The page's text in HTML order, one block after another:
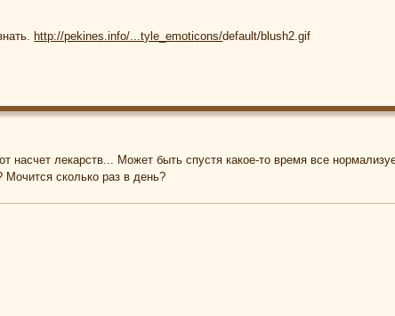
http://pekines.info/...tyle_emoticons/default/blush2.gif
лекарств... Может быть спустя какое-то время все
сколько раз в день?